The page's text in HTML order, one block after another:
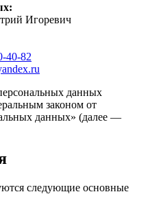
Игоревич
40-82
данных
законом от
данных» (далее —
следующие основные